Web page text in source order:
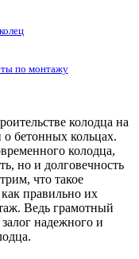
по монтажу
колодца на
о бетонных кольцах.
колодца,
но и долговечность
что такое
правильно их
Ведь грамотный
надежного и